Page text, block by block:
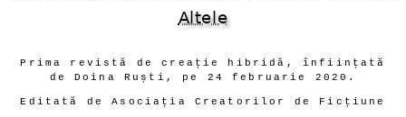
Altele
Prima revistă de creație hibridă, înființată
de Doina Ruști, pe 24 februarie 2020.
Editată de Asociația Creatorilor de Ficțiune